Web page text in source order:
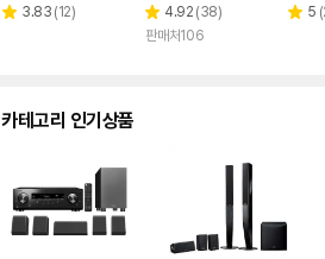
페이
별 3.83 리
(12)
별
점
4.92 리
뷰
(38)
판매처106
별 5 (
카테고리 인기상품